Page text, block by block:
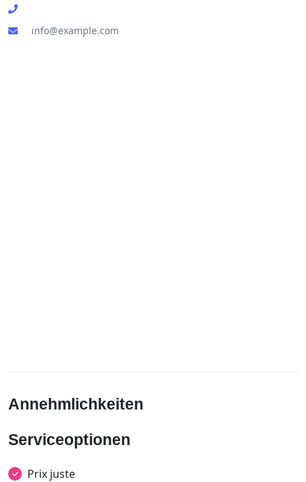
info@example.com
Annehmlichkeiten
Serviceoptionen
Prix juste